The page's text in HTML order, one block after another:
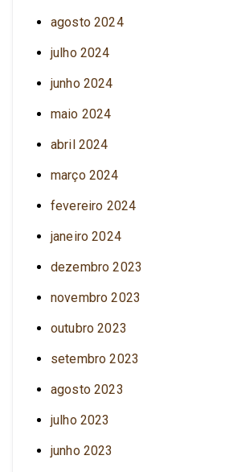
agosto 2024
julho 2024
junho 2024
maio 2024
abril 2024
março 2024
fevereiro 2024
janeiro 2024
dezembro 2023
novembro 2023
outubro 2023
setembro 2023
agosto 2023
julho 2023
junho 2023